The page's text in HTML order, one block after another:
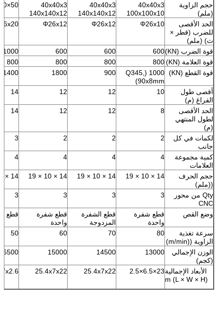
حجم الزاوية
(ملم)
40x40x3
100x100x10
40x40x3
140x140x12
40x40x3
140x140x12
50×50×3×200×200×20
الحد الأقصى
للضرب (قطر ×
ث) (ملم)
Φ26х10
Φ26x12
Φ26x12
قوة الضرب (KN) 600
600
600
1000
قوة العلامة (KN)
800
800
800
800
قوة القطع (KN)
1000 (Q345,
90x8mm)
900
1800
1400
أقصى طول
الفراغ (م)
10
12
12
14
الحد الأقصى
لطول المنتهي
(م)
8
12
12
14
لكمات في كل
جانب
2
2
2
3
كمية مجموعة
العلامات
4
4
4
4
حجم الحرف
((ملم)
14 × 10 × 19
14 × 10 × 19
14 × 10 × 19
14 × 10 × 19
Qty من محور
CNC
3
3
3
3
وضع القص
قطع شفرة
واحدة
قطع الشفرة
المزدوجة
قطع شفرة
واحدة
قطع
سرعة تغذية
الزاوية ((m/min)
80
70
60
50
الوزن الإجمالي
(كجم)
13000
14500
15000
الأبعاد الإجمالية
(L × W × H) m
23×6.5×2.5
25.4x7x22
25.4x7x22